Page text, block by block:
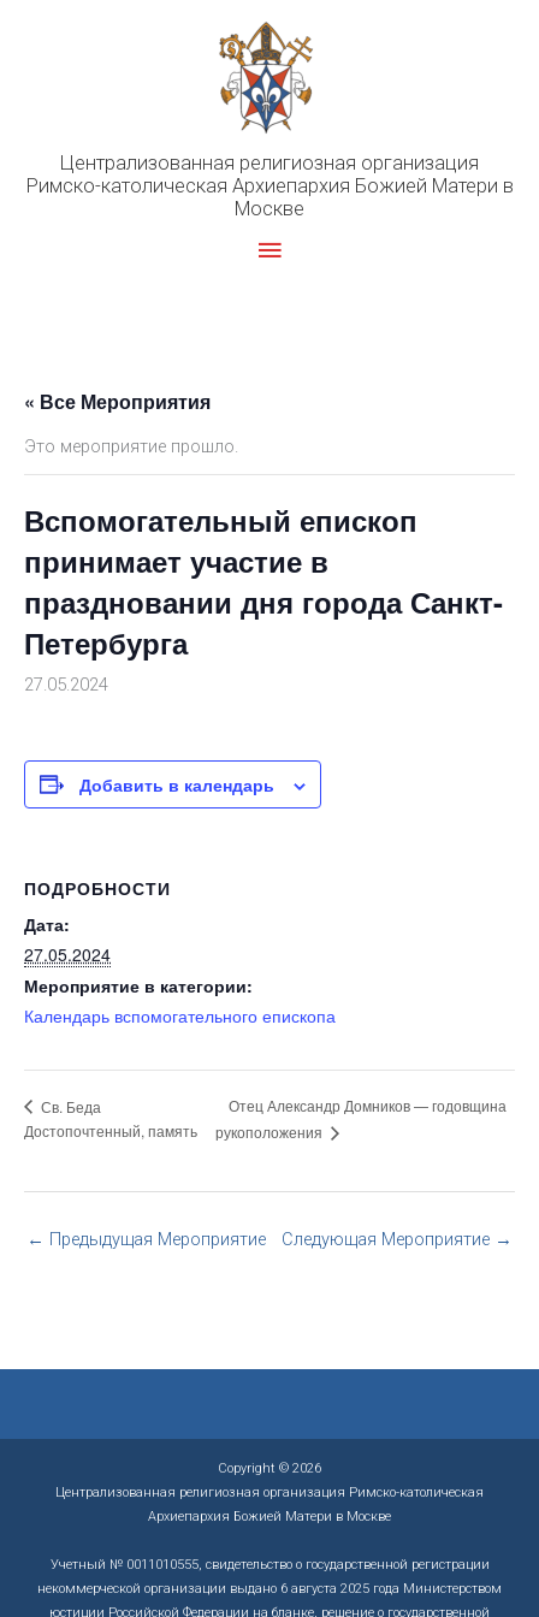
Централизованная религиозная организация
Римско-католическая Архиепархия Божией Матери в
Москве
Главное
« Все Мероприятия
Это мероприятие прошло.
Вспомогательный епископ
принимает участие в
праздновании дня города Санкт-
Петербурга
27.05.2024
Добавить в календарь
ПОДРОБНОСТИ
Дата:
27.05.2024
Мероприятие в категории:
Календарь вспомогательного епископа
Св. Беда
Достопочтенный, память
Отец Александр Домников — годовщина
рукоположения
← Предыдущая Мероприятие Следующая Мероприятие →
Copyright © 2026
Централизованная религиозная организация Римско-католическая
Архиепархия Божией Матери в Москве
Учетный № 0011010555, свидетельство о государственной регистрации
некоммерческой организации выдано 6 августа 2025 года Министерством
юстиции Российской Федерации на бланке, решение о государственной